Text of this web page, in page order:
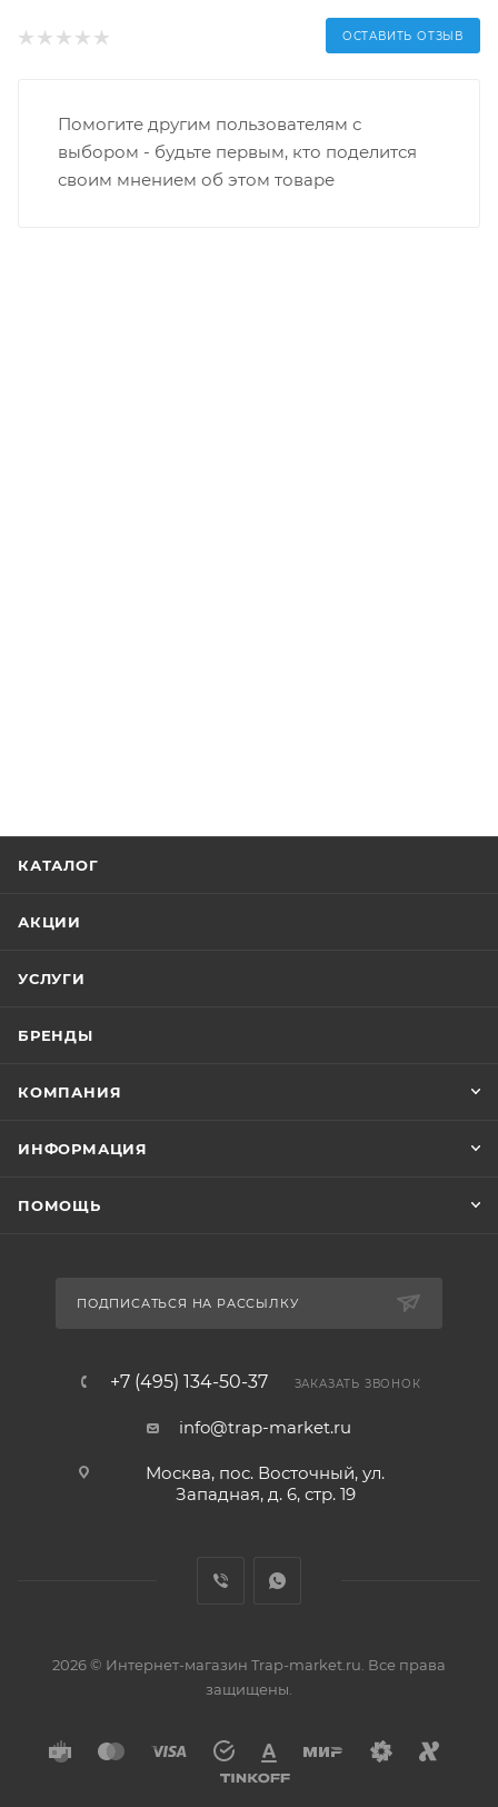
ОСТАВИТЬ ОТЗЫВ
Помогите другим пользователям с
выбором - будьте первым, кто поделится
своим мнением об этом товаре
КАТАЛОГ
АКЦИИ
УСЛУГИ
БРЕНДЫ
КОМПАНИЯ
ИНФОРМАЦИЯ
ПОМОЩЬ
ПОДПИСАТЬСЯ НА РАССЫЛКУ
+7 (495) 134-50-37 ЗАКАЗАТЬ ЗВОНОК
info@trap-market.ru
Москва, пос. Восточный, ул.
Западная, д. 6, стр. 19
2026 © Интернет-магазин Trap-market.ru. Все права
защищены.